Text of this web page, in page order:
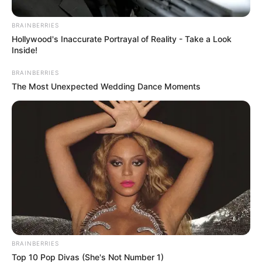
BRAINBERRIES
Hollywood's Inaccurate Portrayal of Reality - Take a Look
Inside!
BRAINBERRIES
The Most Unexpected Wedding Dance Moments
BRAINBERRIES
Top 10 Pop Divas (She's Not Number 1)